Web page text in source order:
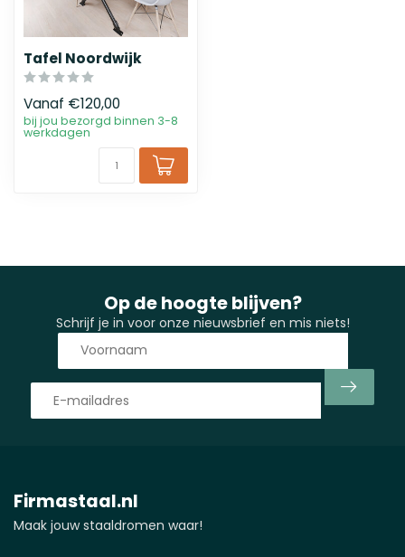
Tafel Noordwijk
Vanaf €120,00
bij jou bezorgd binnen 3-8
werkdagen
Op de hoogte blijven?
Schrijf je in voor onze nieuwsbrief en mis niets!
Firmastaal.nl
Maak jouw staaldromen waar!